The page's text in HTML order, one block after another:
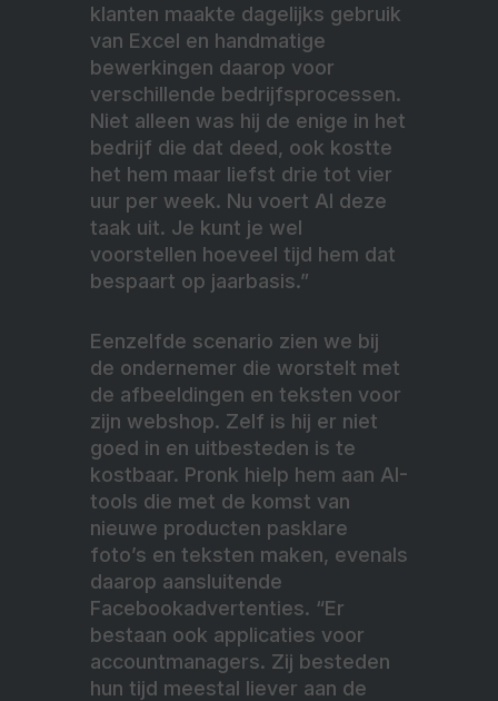
klanten maakte dagelijks gebruik
van Excel en handmatige
bewerkingen daarop voor
verschillende bedrijfsprocessen.
Niet alleen was hij de enige in het
bedrijf die dat deed, ook kostte
het hem maar liefst drie tot vier
uur per week. Nu voert AI deze
taak uit. Je kunt je wel
voorstellen hoeveel tijd hem dat
bespaart op jaarbasis.”
Eenzelfde scenario zien we bij
de ondernemer die worstelt met
de afbeeldingen en teksten voor
zijn webshop. Zelf is hij er niet
goed in en uitbesteden is te
kostbaar. Pronk hielp hem aan AI-
tools die met de komst van
nieuwe producten pasklare
foto’s en teksten maken, evenals
daarop aansluitende
Facebookadvertenties. “Er
bestaan ook applicaties voor
accountmanagers. Zij besteden
hun tijd meestal liever aan de